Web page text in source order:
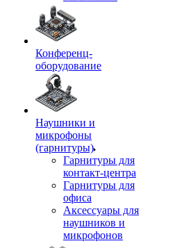
Конференц-
оборудование
Наушники и
микрофоны
(гарнитуры)
Гарнитуры для
контакт-центра
Гарнитуры для
офиса
Аксессуары для
наушников и
микрофонов